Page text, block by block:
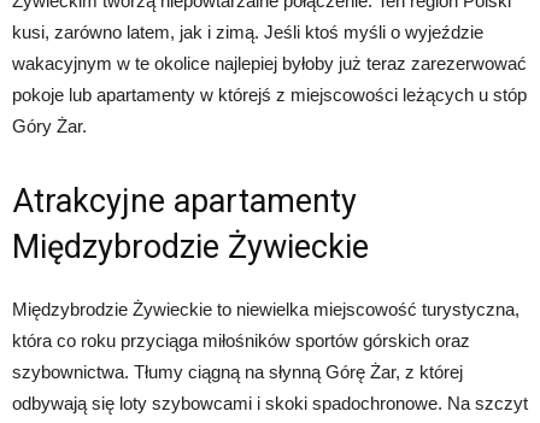
kusi, zarówno latem, jak i zimą. Jeśli ktoś myśli o wyjeździe
wakacyjnym w te okolice najlepiej byłoby już teraz zarezerwować
pokoje lub apartamenty w którejś z miejscowości leżących u stóp
Góry Żar.
Atrakcyjne apartamenty
Międzybrodzie Żywieckie
Międzybrodzie Żywieckie to niewielka miejscowość turystyczna,
która co roku przyciąga miłośników sportów górskich oraz
szybownictwa. Tłumy ciągną na słynną Górę Żar, z której
odbywają się loty szybowcami i skoki spadochronowe. Na szczyt